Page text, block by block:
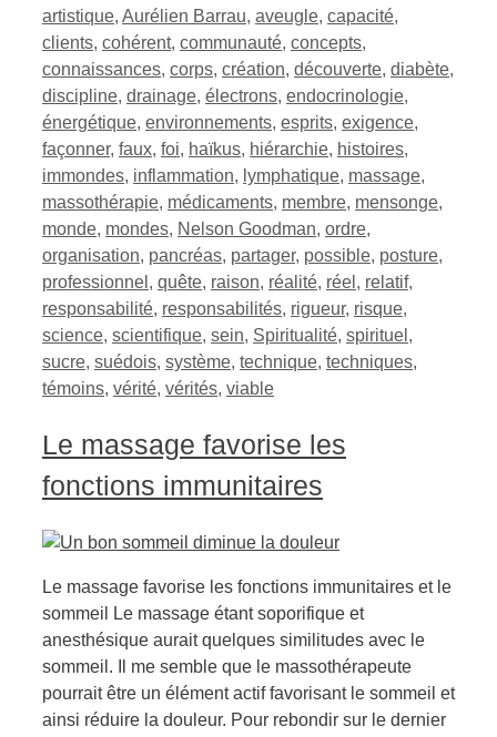
artistique, Aurélien Barrau, aveugle, capacité,
clients, cohérent, communauté, concepts,
connaissances, corps, création, découverte, diabète,
discipline, drainage, électrons, endocrinologie,
énergétique, environnements, esprits, exigence,
façonner, faux, foi, haïkus, hiérarchie, histoires,
immondes, inflammation, lymphatique, massage,
massothérapie, médicaments, membre, mensonge,
monde, mondes, Nelson Goodman, ordre,
organisation, pancréas, partager, possible, posture,
professionnel , quête, raison, réalité, réel , relatif,
responsabilité, responsabilités, rigueur, risque,
science, scientifique, sein, Spiritualité, spirituel ,
sucre, suédois, système, technique, techniques,
témoins, vérité, vérités, viable
Le massage favorise les
fonctions immunitaires
Le massage favorise les fonctions immunitaires et le
sommeil Le massage étant soporifique et
anesthésique aurait quelques similitudes avec le
sommeil. Il me semble que le massothérapeute
pourrait être un élément actif favorisant le sommeil et
ainsi réduire la douleur. Pour rebondir sur le dernier